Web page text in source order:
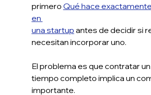
primero Qué hace
en
una startup antes de decidir si
necesitan incorporar uno.
El problema es que contratar un
tiempo completo implica un
importante.